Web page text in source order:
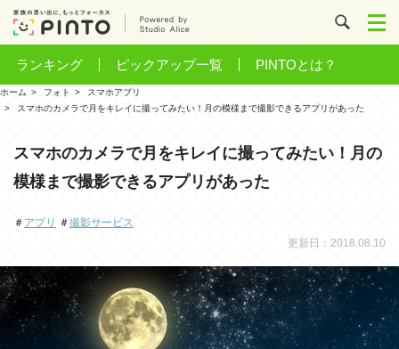
ランキング ピックアップ一覧 PINTOとは？
ホーム フォト
スマホアプリ
スマホのカメラで月をキレイに撮ってみたい！月の模様まで撮影できるアプリがあった
スマホのカメラで月をキレイに撮ってみたい！月の
模様まで撮影できるアプリがあった
＃ アプリ ＃撮影サービス
更新日：2018.08.10